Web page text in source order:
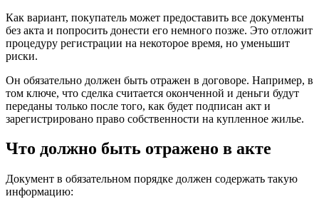
Как вариант, покупатель может предоставить все документы
без акта и попросить донести его немного позже. Это отложит
процедуру регистрации на некоторое время, но уменьшит
риски.
Он обязательно должен быть отражен в договоре. Например, в
том ключе, что сделка считается оконченной и деньги будут
переданы только после того, как будет подписан акт и
зарегистрировано право собственности на купленное жилье.
Что должно быть отражено в акте
Документ в обязательном порядке должен содержать такую
информацию: